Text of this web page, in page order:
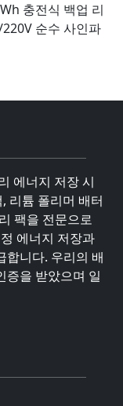
충전식 백업 리
순수 사인파
에너지 저장 시
리튬 폴리머 배터
팩을 전문으로
에너지 저장과
합니다. 우리의 배
증을 받았으며 일